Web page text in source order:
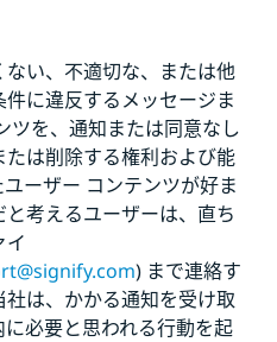
い、不適切な、または他
に違反するメッセージま
ツを、通知または同意なし
は削除する権利および能
ーザー コンテンツが好ま
考えるユーザーは、直ち
イ
) まで連絡す
は、かかる通知を受け取
必要と思われる行動を起